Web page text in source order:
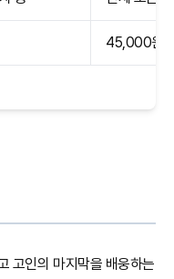
45,000원
고인의 마지막을 배웅하는